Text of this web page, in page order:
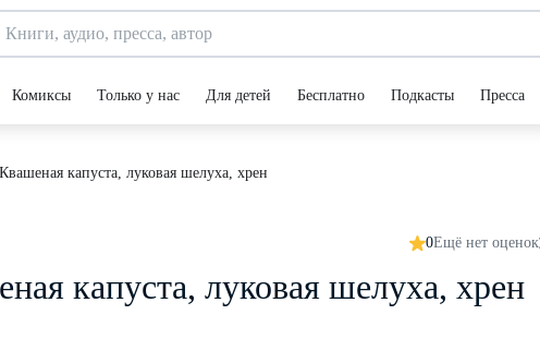
Комиксы Только у нас Для детей Бесплатно Подкасты Пресса
капуста, луковая шелуха, хрен
0Ещё нет оценок
капуста, луковая шелуха, хрен